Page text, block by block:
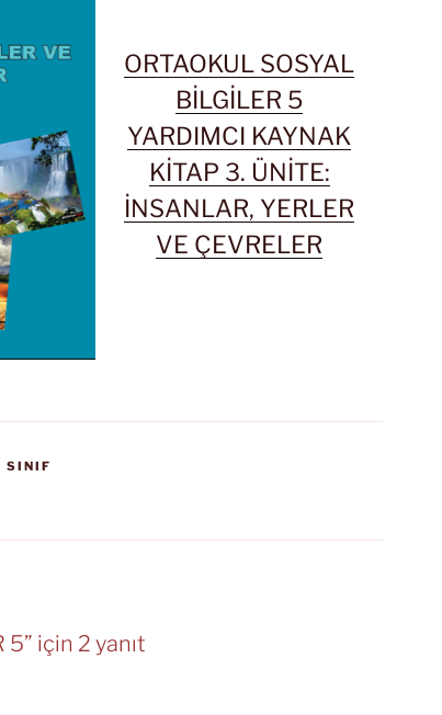
ORTAOKUL SOSYAL
BİLGİLER 5
YARDIMCI KAYNAK
KİTAP 3. ÜNİTE:
İNSANLAR, YERLER
VE ÇEVRELER
SINIF
5” için 2 yanıt